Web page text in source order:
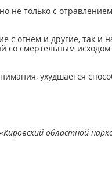
не только с
с огнем и другие, так и
со смертельным
ухудшается
областной